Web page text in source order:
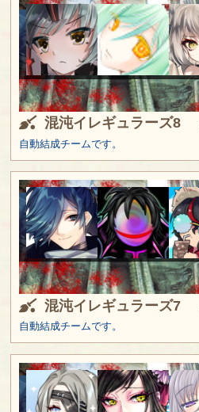
混沌イレギュラーズ8
自動結成チームです。
混沌イレギュラーズ7
自動結成チームです。